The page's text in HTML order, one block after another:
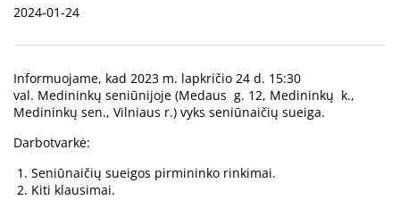
2024-01-24
Informuojame, kad 2023 m. lapkričio 24 d. 15:30
val. Medininkų seniūnijoje (Medaus g. 12, Medininkų k.,
Medininkų sen., Vilniaus r.) vyks seniūnaičių sueiga.
Darbotvarkė:
Seniūnaičių sueigos pirmininko rinkimai.
Kiti klausimai.